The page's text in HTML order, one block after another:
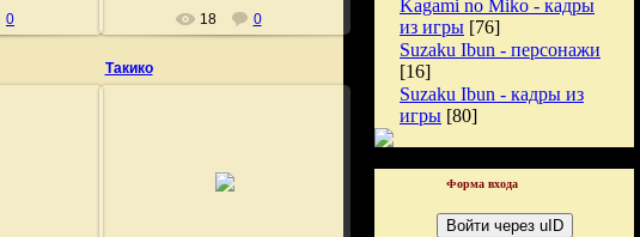
0 18 0
Такико
Kagami no Miko - кадры
из игры [76]
Suzaku Ibun - персонажи
[16]
Suzaku Ibun - кадры из
игры [80]
Форма входа
Войти через uID